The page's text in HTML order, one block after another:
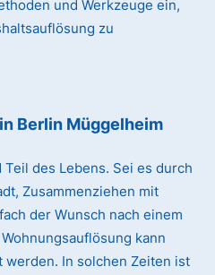
und Werkzeuge ein,
zu
Berlin Müggelheim
des Lebens. Sei es durch
Zusammenziehen mit
der Wunsch nach einem
kann
In solchen Zeiten ist